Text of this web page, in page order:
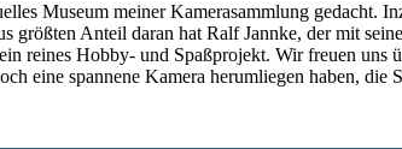
Museum meiner Kamerasammlung
größten Anteil daran hat Ralf Jannke, der mit
reines Hobby- und Spaßprojekt. Wir freuen
eine spannene Kamera herumliegen haben,